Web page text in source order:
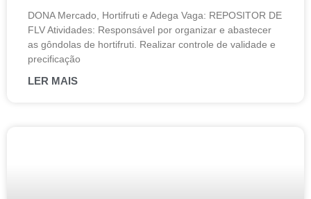
DONA Mercado, Hortifruti e Adega Vaga: REPOSITOR DE
FLV Atividades: Responsável por organizar e abastecer
as gôndolas de hortifruti. Realizar controle de validade e
precificação
LER MAIS